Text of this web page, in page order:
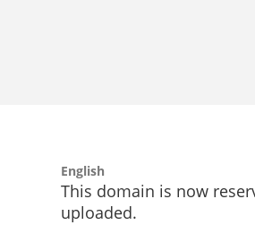
English
This domain is now
uploaded.